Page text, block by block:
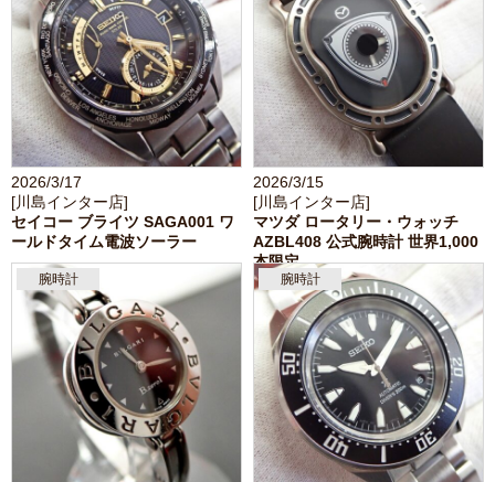
2026/3/17
[川島インター店]
セイコー ブライツ SAGA001 ワ
ールドタイム電波ソーラー
2026/3/15
[川島インター店]
マツダ ロータリー・ウォッチ
AZBL408 公式腕時計 世界1,000
本限定
腕時計 腕時計